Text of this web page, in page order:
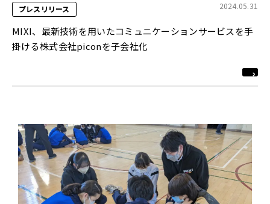
プレスリリース 2024.05.31
MIXI、最新技術を用いたコミュニケーションサービスを手
掛ける株式会社piconを子会社化